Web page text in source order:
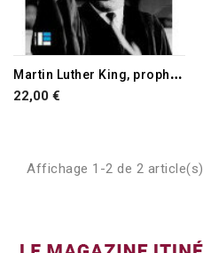
M
artin Luther King, prophète
22,00 €
Affichage 1-2 de 2 article(s)